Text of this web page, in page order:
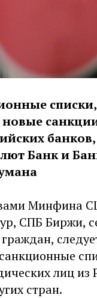
Банк и
Минфина
СПБ Биржи,
лиц из
стран.